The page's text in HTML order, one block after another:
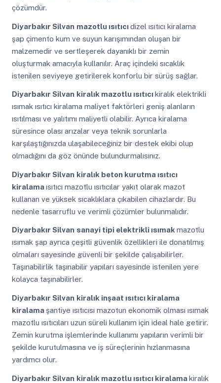
çözümdür.
Diyarbakır Silvan mazotlu ısıtıcıdizel ısıtıcı kiralama
şap çimento kum ve suyun karışımından oluşan bir
malzemedir ve sertleşerek dayanıklı bir zemin
oluşturmak amacıyla kullanılır. Araç içindeki sıcaklık
istenilen seviyeye getirilerek konforlu bir sürüş sağlar.
Diyarbakır Silvan kiralık mazotlu ısıtıcıkiralık elektrikli
ısımak ısıtıcı kiralama maliyet faktörleri geniş alanların
ısıtılması ve yalıtımı maliyetli olabilir. Ayrıca kiralama
süresince olası arızalar veya teknik sorunlarla
karşılaştığınızda ulaşabileceğiniz bir destek ekibi olup
olmadığını da göz önünde bulundurmalısınız.
Diyarbakır Silvan kiralık beton kurutma ısıtıcı
kiralamaısıtıcı mazotlu ısıtıcılar yakıt olarak mazot
kullanan ve yüksek sıcaklıklara çıkabilen cihazlardır. Bu
nedenle tasarruflu ve verimli çözümler bulunmalıdır.
Diyarbakır Silvan sanayi tipi elektrikli ısımakmazotlu
ısımak şap ayrıca çeşitli güvenlik özellikleri ile donatılmış
olmaları sayesinde güvenli bir şekilde çalışabilirler.
Taşınabilirlik taşınabilir yapıları sayesinde istenilen yere
kolayca taşınabilirler.
Diyarbakır Silvan kiralık inşaat ısıtıcı kiralama
kiralama şantiye ısıtıcısı mazotun ekonomik olması ısımak
mazotlu ısıtıcıları uzun süreli kullanım için ideal hale getirir.
Zemin kurutma işlemlerinde kullanımı yapıların verimli bir
şekilde kurutulmasına ve iş süreçlerinin hızlanmasına
yardımcı olur.
Diyarbakır Silvan kiralık mazotlu ısıtıcı kiralamakiralık